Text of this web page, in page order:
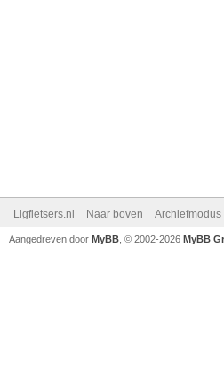
Ligfietsers.nl Naar boven Archiefmodus
Aangedreven door MyBB , © 2002-2026 MyBB